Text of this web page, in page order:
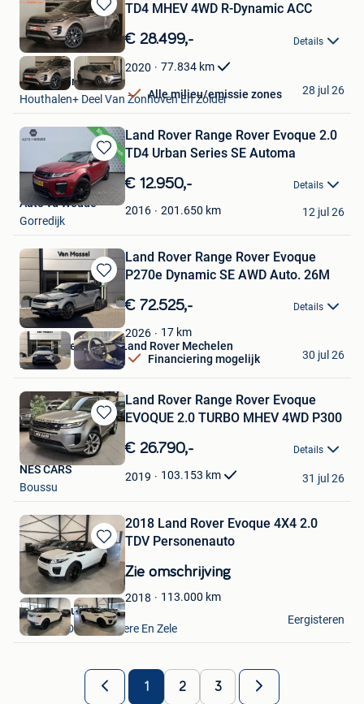
Bewaren
in
Mijn
Favorieten
TD4 MHEV 4WD R-Dynamic ACC
€ 28.499,- Details
2020 77.834 km
Alle milieu/emissie zones
Kubika Cars
Houthalen+ Deel Van Zonhoven En Zolder
28 jul 26
Bewaren
in
Mijn
Favorieten
Land Rover Range Rover Evoque 2.0
TD4 Urban Series SE Automa
€ 12.950,- Details
2016 201.650 km
Auto vd Woude
Gorredijk
12 jul 26
Bewaren
in
Mijn
Favorieten
Land Rover Range Rover Evoque
P270e Dynamic SE AWD Auto. 26M
€ 72.525,- Details
2026 17 km
Financiering mogelijk
Van Mossel Jaguar Land Rover Mechelen
Mechelen
30 jul 26
Bewaren
in
Mijn
Favorieten
Land Rover Range Rover Evoque
EVOQUE 2.0 TURBO MHEV 4WD P300
€ 26.790,- Details
2019 103.153 km
NES CARS
Boussu
31 jul 26
Bewaren
in
Mijn
Favorieten
2018 Land Rover Evoque 4X4 2.0
TDV Personenauto
Zie omschrijving
2018 113.000 km
VAVATO Auctions
Lokeren+Deel Overmere En Zele
Eergisteren
1 2 3